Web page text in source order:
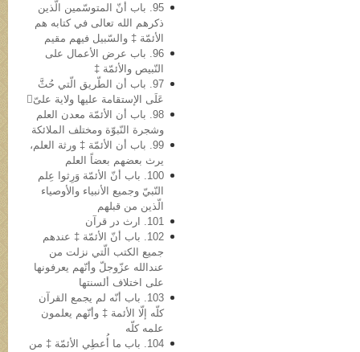
95. باب أنّ المتوسّمین الّذین
ذکرهم الله تعالى في کتابه هم
الأئمّة ‡ والسّبیل فیهم مقیم
96. باب عرض الأعمال علی
النّبيص والأئمّة ‡
97. باب أن الطّریق الّتي حُثَّ
عَلَی الإستقامة علیها ولایة علیّ
98. باب أن الأئمّة معدن العلم
وشجرة النّبوّة ومختلف الملائکة
99. باب أن الأئمّة ‡ ورثة العلم،
یرث بعضهم بعضاً العلم
100. باب أنّ الأئمّة وَرِثوا عِلم
النّبيّ وجمیع الأنبیاء والأوصیاء
الّذین من قبلهم
101. ارث در قرآن
102. باب أنّ الأئمّة ‡ عندهم
جمیع الکتب الّتي نزلت من
عندالله عزّوجلّ وأنّهم یعرفونها
علی اختلاف ألسنتها
103. باب أنّه لم یجمع القرآن
کلّه إلّا الأئمة ‡ وأنّهم یعلمون
علمه کلّه
104. باب ما أُعطِي الأئمّة ‡ من